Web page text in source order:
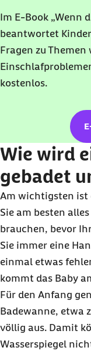
Im E-Book „Wenn
beantwortet
Fragen zu
kostenlos.
Wie wird
gebadet
Am wichtigsten ist
Sie am besten
brauchen, bevor
Sie immer eine
einmal etwas
kommt das Baby
Für den Anfang
Badewanne, etwa
völlig aus. Damit
Wasserspiegel